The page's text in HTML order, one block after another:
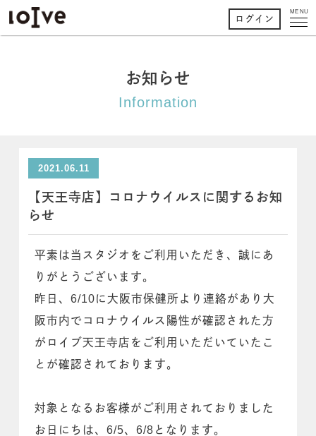
MENU
ログイン
お知らせ
Information
2021.06.11
【天王寺店】コロナウイルスに関するお知
らせ
平素は当スタジオをご利用いただき、誠にあ
りがとうございます。
昨日、6/10に大阪市保健所より連絡があり大
阪市内でコロナウイルス陽性が確認された方
がロイブ天王寺店をご利用いただいていたこ
とが確認されております。
対象となるお客様がご利用されておりました
お日にちは、6/5、6/8となります。